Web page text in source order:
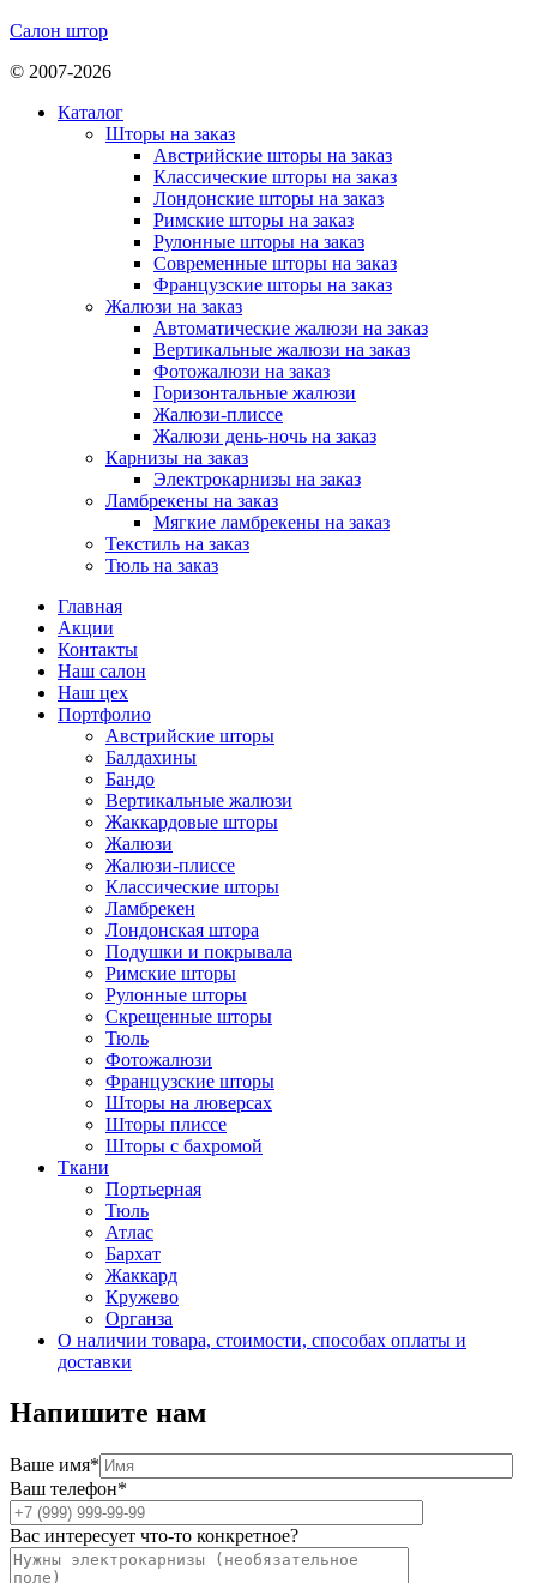
Салон штор
© 2007-2026
Каталог
Шторы на заказ
Австрийские шторы на заказ
Классические шторы на заказ
Лондонские шторы на заказ
Римские шторы на заказ
Рулонные шторы на заказ
Современные шторы на заказ
Французские шторы на заказ
Жалюзи на заказ
Автоматические жалюзи на заказ
Вертикальные жалюзи на заказ
Фотожалюзи на заказ
Горизонтальные жалюзи
Жалюзи-плиссе
Жалюзи день-ночь на заказ
Карнизы на заказ
Электрокарнизы на заказ
Ламбрекены на заказ
Мягкие ламбрекены на заказ
Текстиль на заказ
Тюль на заказ
Главная
Акции
Контакты
Наш салон
Наш цех
Портфолио
Австрийские шторы
Балдахины
Бандо
Вертикальные жалюзи
Жаккардовые шторы
Жалюзи
Жалюзи-плиссе
Классические шторы
Ламбрекен
Лондонская штора
Подушки и покрывала
Римские шторы
Рулонные шторы
Скрещенные шторы
Тюль
Фотожалюзи
Французские шторы
Шторы на люверсах
Шторы плиссе
Шторы с бахромой
Ткани
Портьерная
Тюль
Атлас
Бархат
Жаккард
Кружево
Органза
О наличии товара, стоимости, способах оплаты и
доставки
Напишите нам
Ваше имя*
Ваш телефон*
Вас интересует что-то конкретное?